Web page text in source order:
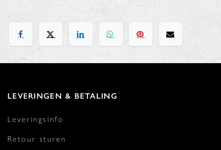
LEVERINGEN & BETALING
Leveringsinfo
Retour sturen